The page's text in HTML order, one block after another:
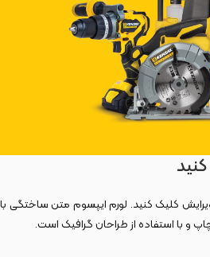
کلیک کنید. لورم ایپسوم متن ساختگی با
و با استفاده از طراحان گرافیک است.